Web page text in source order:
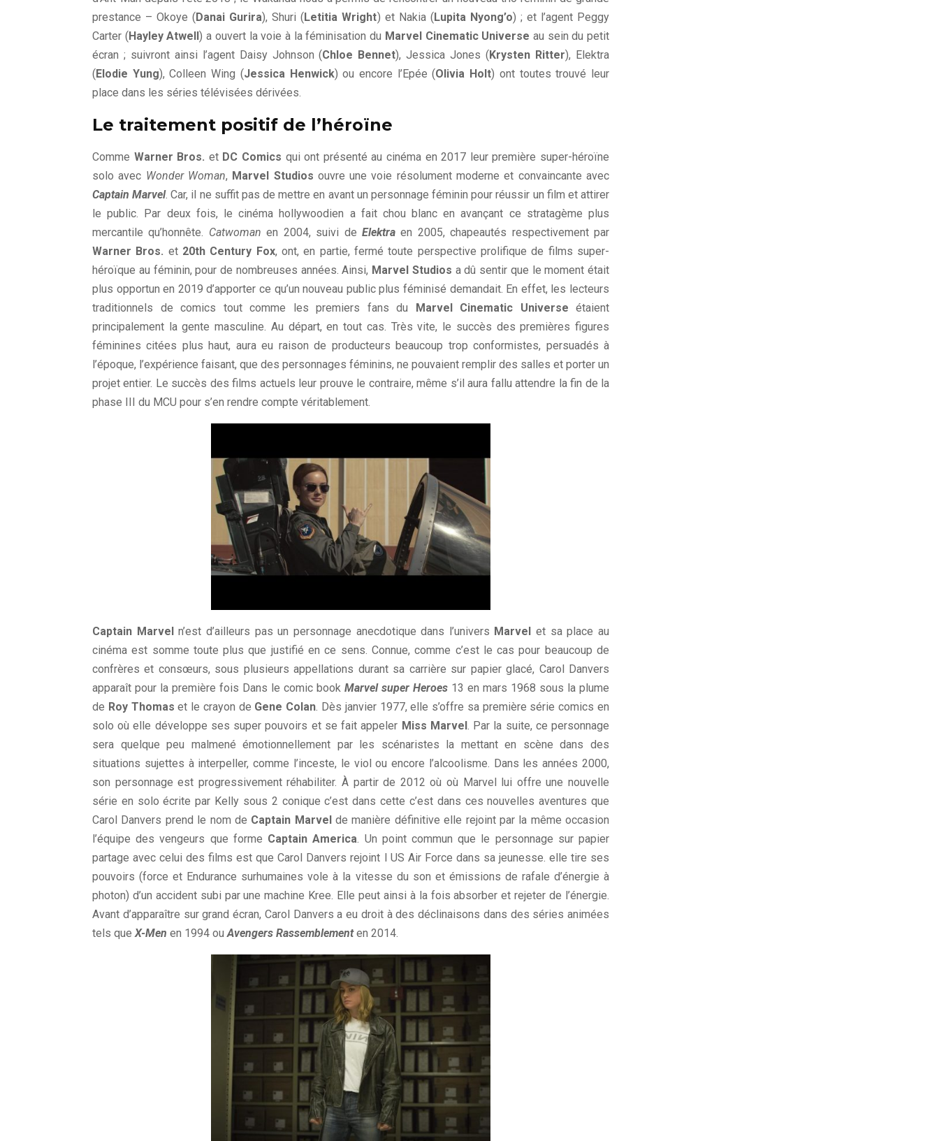
prestance – Okoye ( Danai Gurira), Shuri ( Letitia Wright) et Nakia ( Lupita Nyong’o) ; et l’agent Peggy
Carter ( Hayley Atwell) a ouvert la voie à la féminisation du Marvel Cinematic Universe au sein du petit
écran ; suivront ainsi l’agent Daisy Johnson (Chloe Bennet), Jessica Jones ( Krysten Ritter), Elektra
( Elodie Yung), Colleen Wing (Jessica Henwick) ou encore l’Epée (Olivia Holt) ont toutes trouvé leur
place dans les séries télévisées dérivées.
Le traitement positif de l’héroïne
Comme Warner Bros. et DC Comics qui ont présenté au cinéma en 2017 leur première super-héroïne
solo avec Wonder Woman, Marvel Studios ouvre une voie résolument moderne et convaincante avec
Captain Marvel. Car, il ne suffit pas de mettre en avant un personnage féminin pour réussir un film et attirer
le public. Par deux fois, le cinéma hollywoodien a fait chou blanc en avançant ce stratagème plus
mercantile qu’honnête. Catwoman en 2004, suivi de Elektraen 2005, chapeautés respectivement par
Warner Bros. et 20th Century Fox, ont, en partie, fermé toute perspective prolifique de films super-
héroïque au féminin, pour de nombreuses années. Ainsi, Marvel Studios a dû sentir que le moment était
plus opportun en 2019 d’apporter ce qu’un nouveau public plus féminisé demandait. En effet, les lecteurs
traditionnels de comics tout comme les premiers fans du
Marvel Cinematic Universe étaient
principalement la gente masculine. Au départ, en tout cas. Très vite, le succès des premières figures
féminines citées plus haut, aura eu raison de producteurs beaucoup trop conformistes, persuadés à
l’époque, l’expérience faisant, que des personnages féminins, ne pouvaient remplir des salles et porter un
projet entier. Le succès des films actuels leur prouve le contraire, même s’il aura fallu attendre la fin de la
phase III du MCU pour s’en rendre compte véritablement.
Captain Marveln’est d’ailleurs pas un personnage anecdotique dans l’univers Marvel et sa place au
cinéma est somme toute plus que justifié en ce sens. Connue, comme c’est le cas pour beaucoup de
confrères et consœurs, sous plusieurs appellations durant sa carrière sur papier glacé, Carol Danvers
apparaît pour la première fois Dans le comic book Marvel super Heroes 13 en mars 1968 sous la plume
de Roy Thomas et le crayon de Gene Colan. Dès janvier 1977, elle s’offre sa première série comics en
solo où elle développe ses super pouvoirs et se fait appeler Miss Marvel. Par la suite, ce personnage
sera quelque peu malmené émotionnellement par les scénaristes la mettant en scène dans des
situations sujettes à interpeller, comme l’inceste, le viol ou encore l’alcoolisme. Dans les années 2000,
son personnage est progressivement réhabiliter. À partir de 2012 où où Marvel lui offre une nouvelle
série en solo écrite par Kelly sous 2 conique c’est dans cette c’est dans ces nouvelles aventures que
Carol Danvers prend le nom de Captain Marvelde manière définitive elle rejoint par la même occasion
l’équipe des vengeurs que forme Captain America. Un point commun que le personnage sur papier
partage avec celui des films est que Carol Danvers rejoint l US Air Force dans sa jeunesse. elle tire ses
pouvoirs (force et Endurance surhumaines vole à la vitesse du son et émissions de rafale d’énergie à
photon) d’un accident subi par une machine Kree. Elle peut ainsi à la fois absorber et rejeter de l’énergie.
Avant d’apparaître sur grand écran, Carol Danvers a eu droit à des déclinaisons dans des séries animées
tels queX-Men en 1994 ouAvengers Rassemblementen 2014.